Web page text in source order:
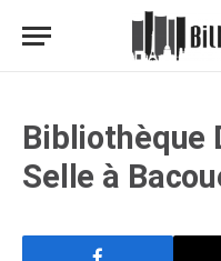
Bibliothèque
Selle à